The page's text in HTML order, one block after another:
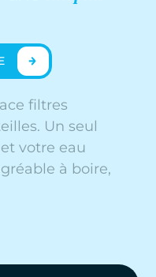
filtres
Un seul
votre eau
à boire,